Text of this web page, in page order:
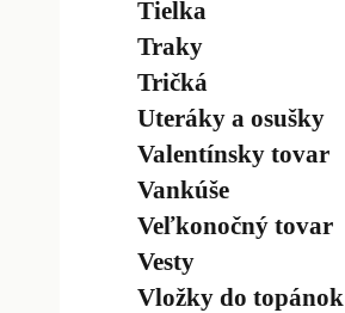
Tielka
Traky
Tričká
Uteráky a osušky
Valentínsky tovar
Vankúše
Veľkonočný tovar
Vesty
Vložky do topánok